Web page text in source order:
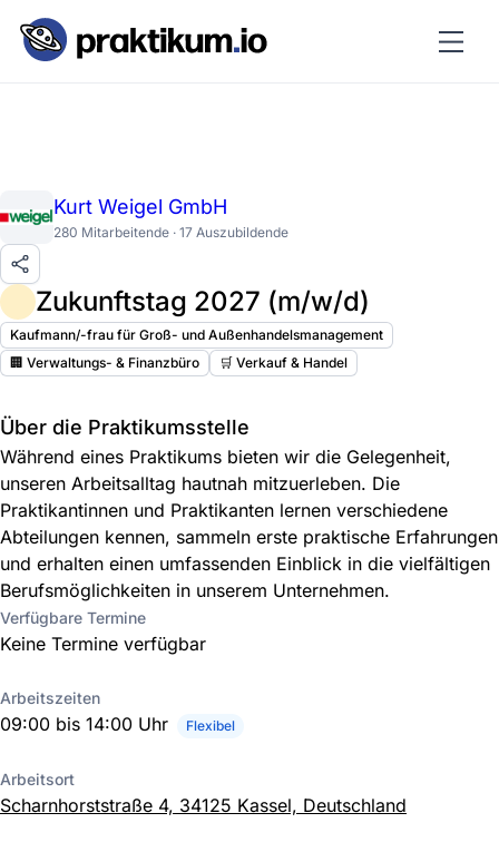
Kurt Weigel GmbH
280 Mitarbeitende · 17 Auszubildende
Zukunftstag 2027 (m/w/d)
Kaufmann/-frau für Groß- und Außenhandelsmanagement
🏢 Verwaltungs- & Finanzbüro
🛒 Verkauf & Handel
Über die Praktikumsstelle
Während eines Praktikums bieten wir die Gelegenheit,
unseren Arbeitsalltag hautnah mitzuerleben. Die
Praktikantinnen und Praktikanten lernen verschiedene
Abteilungen kennen, sammeln erste praktische Erfahrungen
und erhalten einen umfassenden Einblick in die vielfältigen
Berufsmöglichkeiten in unserem Unternehmen.
Verfügbare Termine
Keine Termine verfügbar
Arbeitszeiten
09:00 bis 14:00 Uhr Flexibel
Arbeitsort
Scharnhorststraße 4, 34125 Kassel, Deutschland